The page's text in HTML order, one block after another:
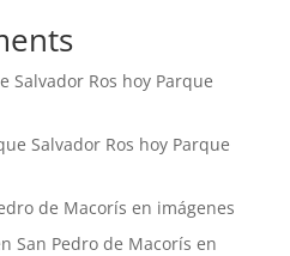
Salvador Ros hoy Parque
Salvador Ros hoy Parque
de Macorís en imágenes
San Pedro de Macorís en